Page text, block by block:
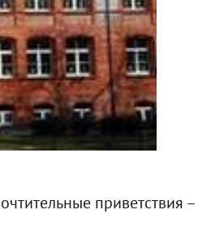
приветствия –